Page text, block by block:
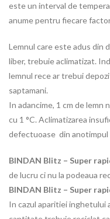
este un interval de
anume pentru fiecare
Lemnul care este adus din
liber, trebuie aclimatizat.
lemnul rece ar trebui
saptamani.
In adancime, 1 cm de lemn
cu 1 °C. Aclimatizarea
defectuoase din anotimpul
BINDAN Blitz – Super
de lucru ci nu la podeaua
BINDAN Blitz – Super
In cazul aparitiei